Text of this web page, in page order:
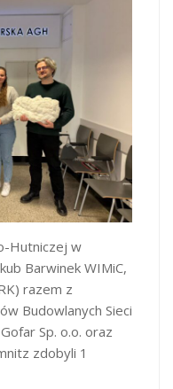
Hutniczej w
Barwinek WIMiC,
razem z
Budowlanych Sieci
Sp. o.o. oraz
zdobyli 1